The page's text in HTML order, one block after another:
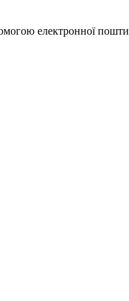
електронної пошти